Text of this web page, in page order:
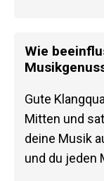
Wie
Gute
Mitten und
deine Musik
und du jeden